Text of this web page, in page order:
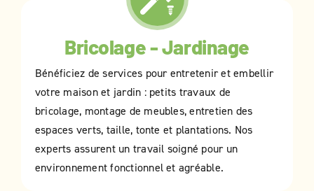
Bricolage - Jardinage
Bénéficiez de services pour entretenir et embellir
votre maison et jardin : petits travaux de
bricolage, montage de meubles, entretien des
espaces verts, taille, tonte et plantations. Nos
experts assurent un travail soigné pour un
environnement fonctionnel et agréable.